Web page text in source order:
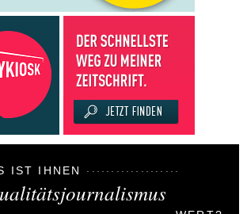
IST IHNEN